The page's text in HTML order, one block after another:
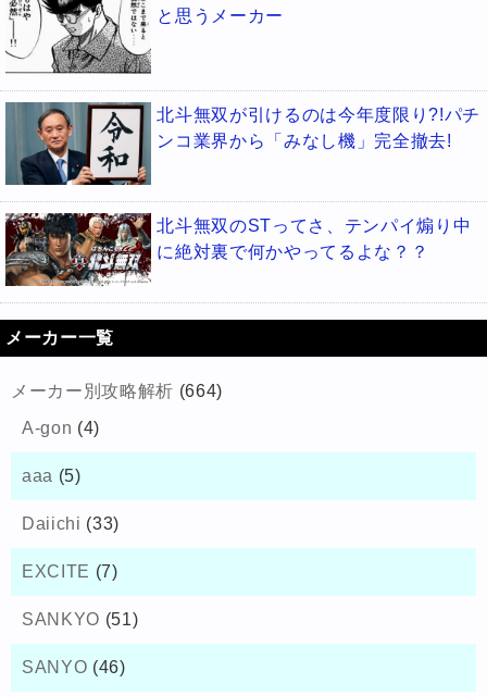
と思うメーカー
北斗無双が引けるのは今年度限り?!パチ
ンコ業界から「みなし機」完全撤去!
北斗無双のSTってさ、テンパイ煽り中
に絶対裏で何かやってるよな？？
メーカー一覧
メーカー別攻略解析 (664)
A-gon (4)
aaa (5)
Daiichi (33)
EXCITE (7)
SANKYO (51)
SANYO (46)